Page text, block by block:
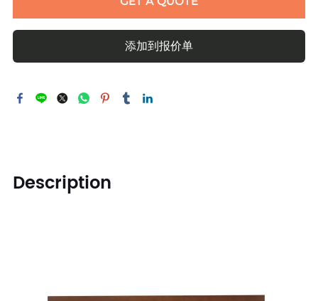
添加到报价单
Description